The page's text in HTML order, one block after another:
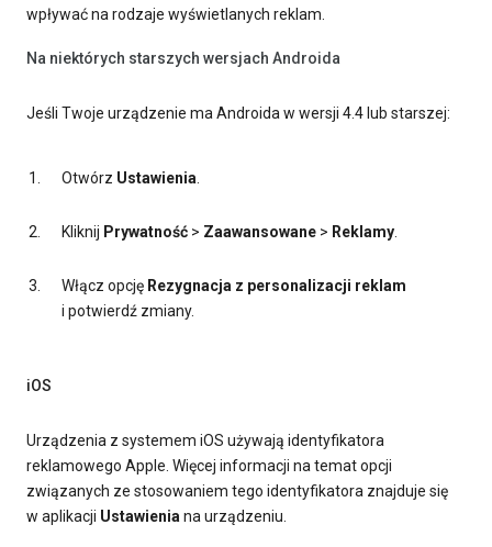
wpływać na rodzaje wyświetlanych reklam.
Na niektórych starszych wersjach Androida
Jeśli Twoje urządzenie ma Androida w wersji 4.4 lub starszej:
Otwórz Ustawienia.
Kliknij Prywatność > Zaawansowane > Reklamy.
Włącz opcję Rezygnacja z personalizacji reklam
i potwierdź zmiany.
iOS
Urządzenia z systemem iOS używają identyfikatora
reklamowego Apple. Więcej informacji na temat opcji
związanych ze stosowaniem tego identyfikatora znajduje się
w aplikacji Ustawieniana urządzeniu.